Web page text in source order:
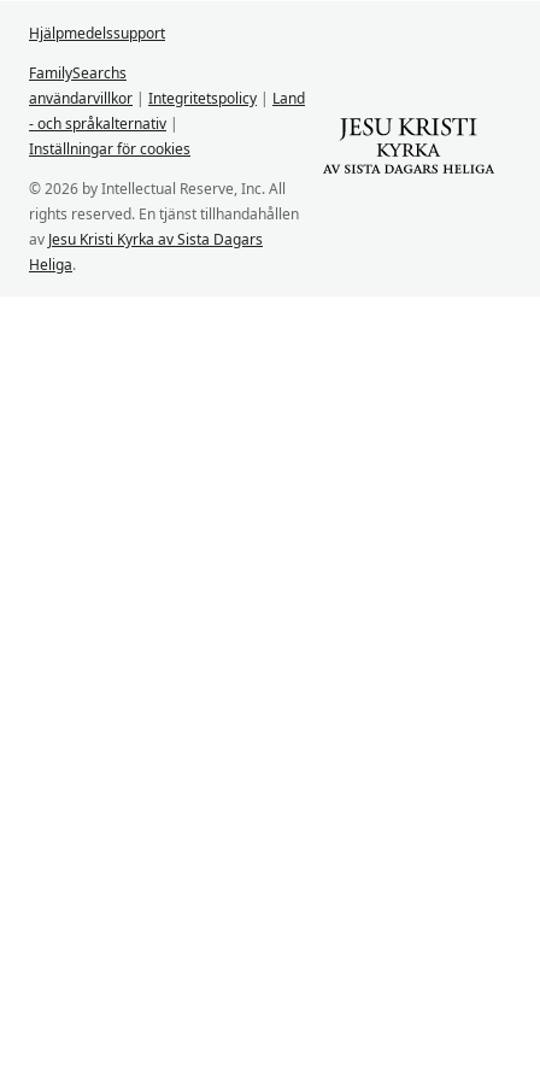
Hjälpmedelssupport
FamilySearchs
användarvillkor | Integritetspolicy | Land
- och språkalternativ |
Inställningar för cookies
© 2026 by Intellectual Reserve, Inc. All
rights reserved. En tjänst tillhandahållen
av Jesu Kristi Kyrka av Sista Dagars
Heliga.